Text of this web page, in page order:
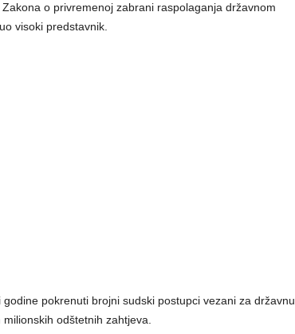
o privremenoj zabrani raspolaganja državnom
visoki predstavnik.
pokrenuti brojni sudski postupci vezani za državnu
odštetnih zahtjeva.